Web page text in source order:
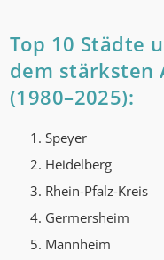
Top 10 Städte
dem stärksten
(1980–2025):
Speyer
Heidelberg
Rhein-Pfalz-Kreis
Germersheim
Mannheim